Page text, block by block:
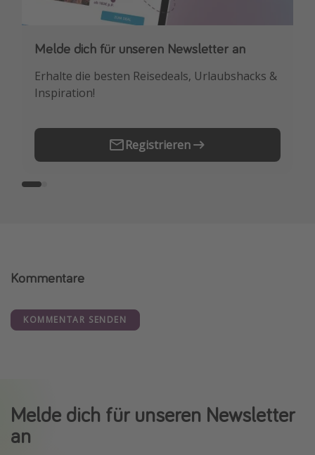
Melde dich für unseren Newsletter an
Erhalte die besten Reisedeals, Urlaubshacks &
Inspiration!
Registrieren
Downloade unsere App
Buche die besten Reiseschnäppchen als
Erstes.
Kommentare
KOMMENTAR SENDEN
Melde dich für unseren Newsletter
an